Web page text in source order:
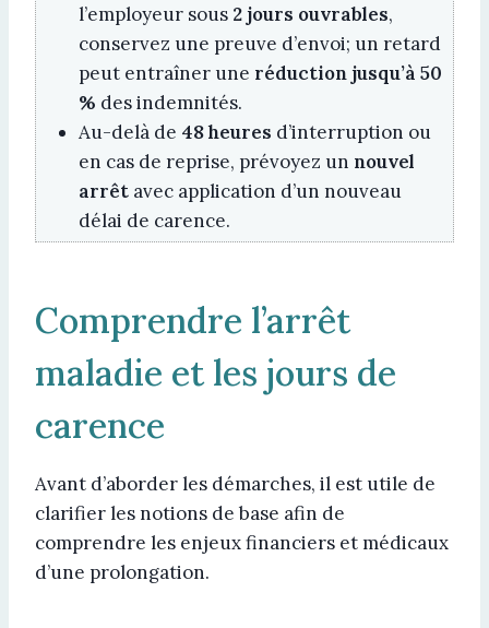
l’employeur sous 2 jours ouvrables,
conservez une preuve d’envoi; un retard
peut entraîner une réduction jusqu’à 50
% des indemnités.
Au-delà de 48 heures d’interruption ou
en cas de reprise, prévoyez un nouvel
arrêt avec application d’un nouveau
délai de carence.
Comprendre l’arrêt
maladie et les jours de
carence
Avant d’aborder les démarches, il est utile de
clarifier les notions de base afin de
comprendre les enjeux financiers et médicaux
d’une prolongation.